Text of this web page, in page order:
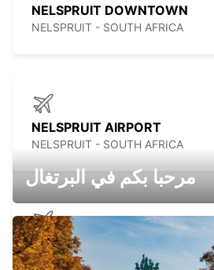
NELSPRUIT DOWNTOWN
NELSPRUIT - SOUTH AFRICA
NELSPRUIT AIRPORT
NELSPRUIT - SOUTH AFRICA
MKUZE
KWAZULU NATAL - SOUTH AFRICA
مرحبا بكم في البرتغال